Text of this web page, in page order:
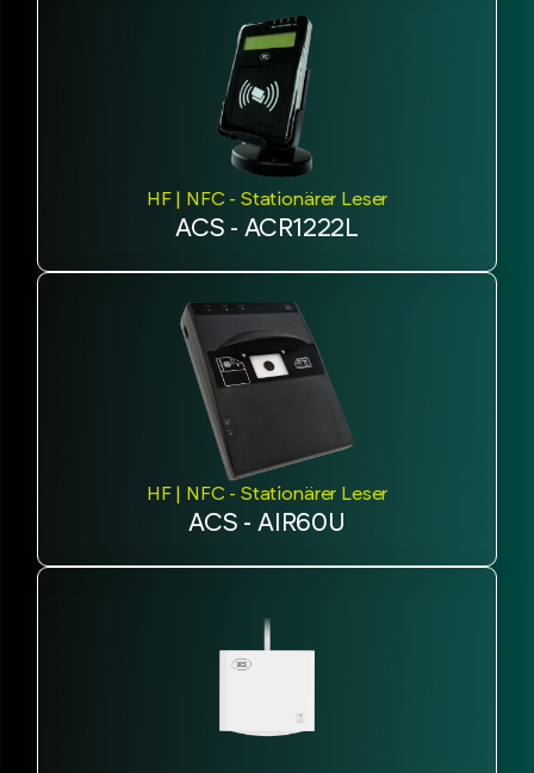
HF | NFC - Stationärer Leser
ACS - ACR1222L
HF | NFC - Stationärer Leser
ACS - AIR60U